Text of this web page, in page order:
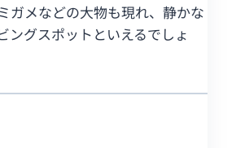
ガメなどの大物も現れ、静かな
グスポットといえるでしょ